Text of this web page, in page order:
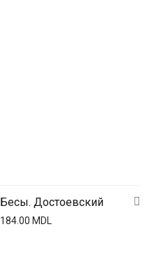
Бесы. Достоевский
184.00 MDL